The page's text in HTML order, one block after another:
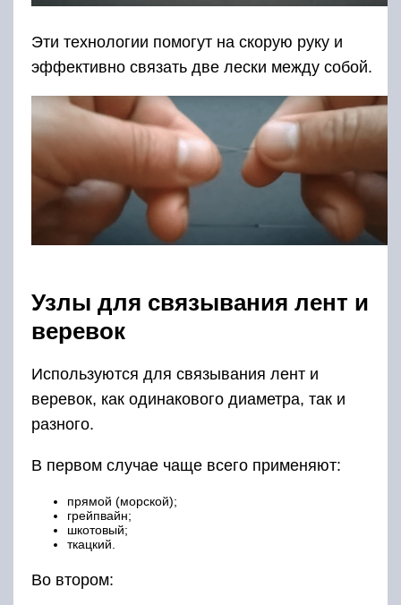
Эти технологии помогут на скорую руку и
эффективно связать две лески между собой.
Узлы для связывания лент и
веревок
Используются для связывания лент и
веревок, как одинакового диаметра, так и
разного.
В первом случае чаще всего применяют:
прямой (морской);
грейпвайн;
шкотовый;
ткацкий.
Во втором: